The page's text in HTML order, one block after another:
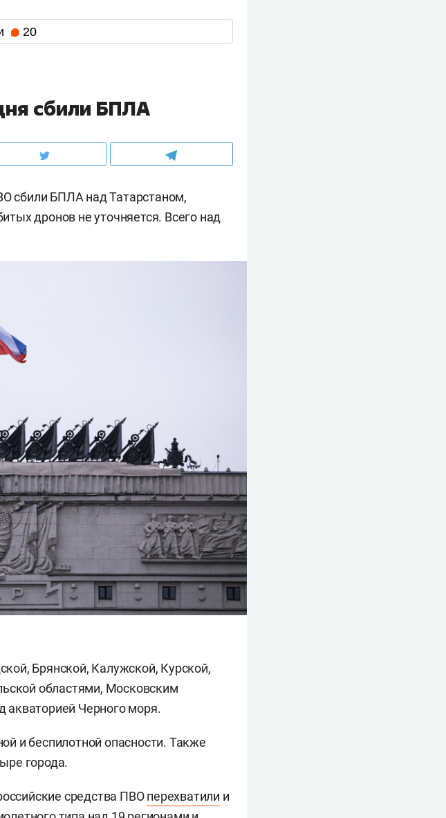
20
сбили БПЛА
сбили БПЛА над Татарстаном,
дронов не уточняется. Всего над
Брянской, Калужской, Курской,
областями, Московским
Черного моря.
и беспилотной опасности. Также
города.
средства ПВОперехватили и